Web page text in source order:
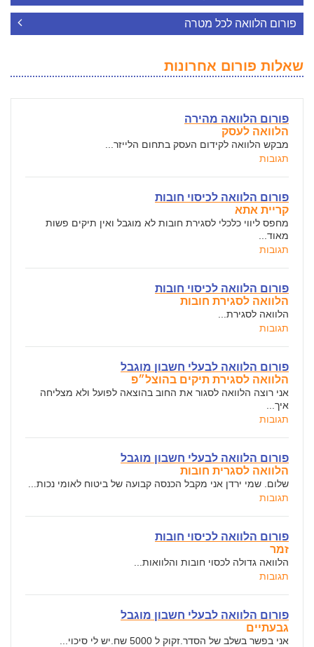
פורום הלוואה לכל מטרה
שאלות פורום אחרונות
פורום הלוואה מהירה
הלוואה לעסק
מבקש הלוואה לקידום העסק בתחום הלייזר...
תגובות
פורום הלוואה לכיסוי חובות
קריית אתא
מחפס ליווי כלכלי לסגירת חובות לא מוגבל ואין תיקים פשות
מאוד...
תגובות
פורום הלוואה לכיסוי חובות
הלוואה לסגירת חובות
הלוואה לסגירת...
תגובות
פורום הלוואה לבעלי חשבון מוגבל
הלוואה לסגירת תיקים בהוצל״פ
אני רוצה הלוואה לסגור את החוב בהוצאה לפועל ולא מצליחה
איך...
תגובות
פורום הלוואה לבעלי חשבון מוגבל
הלוואה לסגרית חובות
שלום. שמי ירדן אני מקבל הכנסה קבועה של ביטוח לאומי נכות...
תגובות
פורום הלוואה לכיסוי חובות
זמר
הלוואה גדולה לכסוי חובות והלוואות...
תגובות
פורום הלוואה לבעלי חשבון מוגבל
גבעתיים
אני בפשר בשלב של הסדר.זקוק ל 5000 שח.יש לי סיכוי...